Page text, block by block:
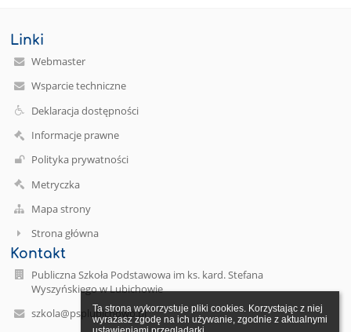
Ta strona wykorzystuje pliki cookies. Korzystając z niej
wyrażasz zgodę na ich używanie, zgodnie z aktualnymi
Linki
Webmaster
Wsparcie techniczne
Deklaracja dostępności
Informacje prawne
Polityka prywatności
Metryczka
Mapa strony
Strona główna
Kontakt
Publiczna Szkoła Podstawowa im ks. kard. Stefana
Wyszyńskiego w Lubichowie
szkola@psplubichowo.pl